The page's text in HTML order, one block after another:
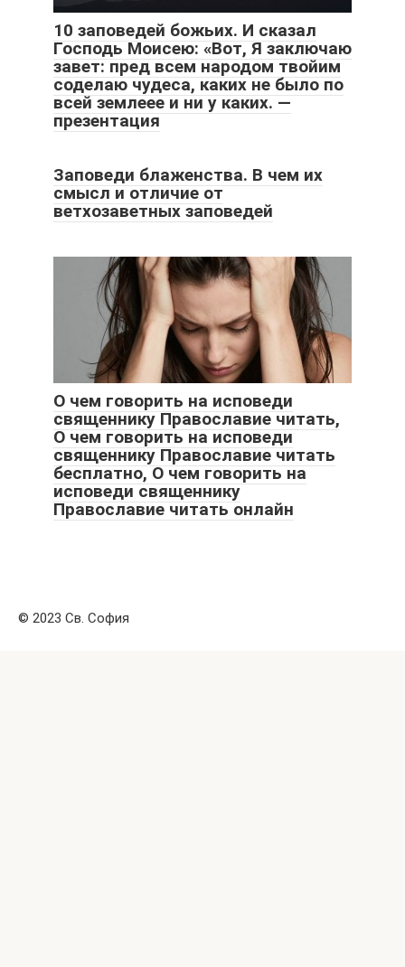
10 заповедей божьих. И сказал
Господь Моисею: «Вот, Я заключаю
завет: пред всем народом твойим
соделаю чудеса, каких не было по
всей землеее и ни у каких. —
презентация
Заповеди блаженства. В чем их
смысл и отличие от
ветхозаветных заповедей
О чем говорить на исповеди
священнику Православие читать,
О чем говорить на исповеди
священнику Православие читать
бесплатно, О чем говорить на
исповеди священнику
Православие читать онлайн
© 2023 Св. София